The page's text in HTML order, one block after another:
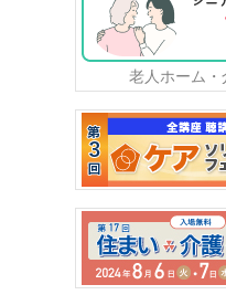
老人ホーム・